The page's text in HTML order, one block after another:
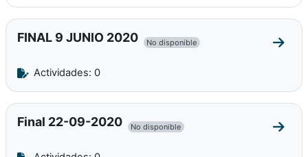
FINAL 9 JUNIO 2020 No disponible Ir a
Actividades: 0
Final 22-09-2020 No disponible Ir a